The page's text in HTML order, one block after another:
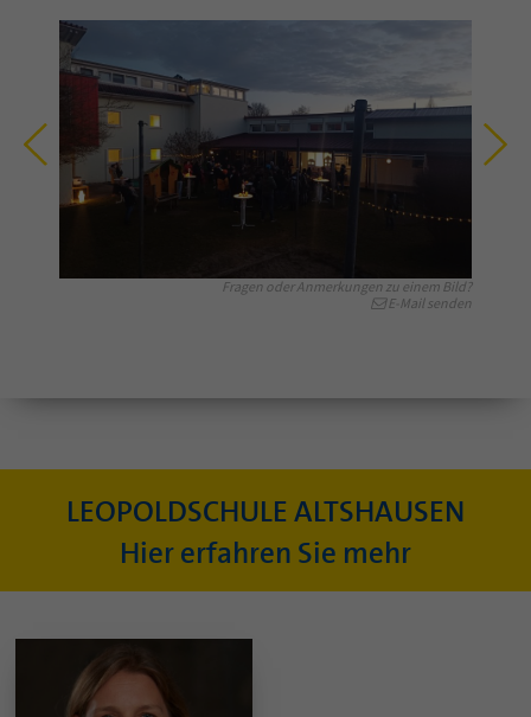
Fragen oder Anmerkungen zu einem Bild?
E-Mail senden
LEOPOLDSCHULE ALTSHAUSEN
Hier erfahren Sie mehr